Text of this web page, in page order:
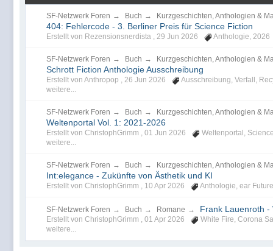
SF-Netzwerk Foren → Buch → Kurzgeschichten, Anthologien &
404: Fehlercode - 3. Berliner Preis für Science Fiction
Erstellt von Rezensionsnerdista , 29 Jun 2026 Anthologie, 2026
SF-Netzwerk Foren → Buch → Kurzgeschichten, Anthologien &
Schrott Fiction Anthologie Ausschreibung
Erstellt von Anthropop , 26 Jun 2026 Ausschreibung, Verfall ,
weitere...
SF-Netzwerk Foren → Buch → Kurzgeschichten, Anthologien &
Weltenportal Vol. 1: 2021-2026
Erstellt von ChristophGrimm , 01 Jun 2026 Weltenportal ,
weitere...
SF-Netzwerk Foren → Buch → Kurzgeschichten, Anthologien &
Int:elegance - Zukünfte von Ästhetik und KI
Erstellt von ChristophGrimm , 10 Apr 2026 Anthologie, ear Future
SF-Netzwerk Foren → Buch → Romane → Frank Lauenroth -
Erstellt von ChristophGrimm , 01 Apr 2026 White Fire, Corona
weitere...